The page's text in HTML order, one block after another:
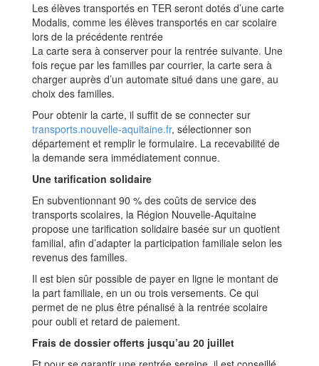
Les élèves transportés en TER seront dotés d’une carte
Modalis, comme les élèves transportés en car scolaire
lors de la précédente rentrée
La carte sera à conserver pour la rentrée suivante. Une
fois reçue par les familles par courrier, la carte sera à
charger auprès d’un automate situé dans une gare, au
choix des familles.
Pour obtenir la carte, il suffit de se connecter sur
transports.nouvelle-aquitaine.fr, sélectionner son
département et remplir le formulaire. La recevabilité de
la demande sera immédiatement connue.
Une tarification solidaire
En subventionnant 90 % des coûts de service des
transports scolaires, la Région Nouvelle-Aquitaine
propose une tarification solidaire basée sur un quotient
familial, afin d’adapter la participation familiale selon les
revenus des familles.
Il est bien sûr possible de payer en ligne le montant de
la part familiale, en un ou trois versements. Ce qui
permet de ne plus être pénalisé à la rentrée scolaire
pour oubli et retard de paiement.
Frais de dossier offerts jusqu’au 20 juillet